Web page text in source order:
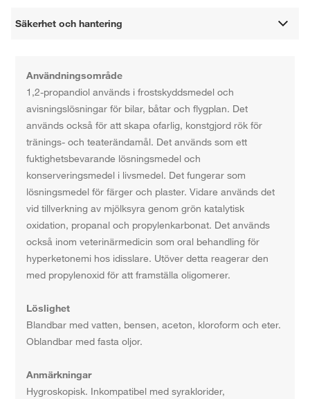
Säkerhet och hantering
Användningsområde
1,2-propandiol används i frostskyddsmedel och
avisningslösningar för bilar, båtar och flygplan. Det
används också för att skapa ofarlig, konstgjord rök för
tränings- och teaterändamål. Det används som ett
fuktighetsbevarande lösningsmedel och
konserveringsmedel i livsmedel. Det fungerar som
lösningsmedel för färger och plaster. Vidare används det
vid tillverkning av mjölksyra genom grön katalytisk
oxidation, propanal och propylenkarbonat. Det används
också inom veterinärmedicin som oral behandling för
hyperketonemi hos idisslare. Utöver detta reagerar den
med propylenoxid för att framställa oligomerer.
Löslighet
Blandbar med vatten, bensen, aceton, kloroform och eter.
Oblandbar med fasta oljor.
Anmärkningar
Hygroskopisk. Inkompatibel med syraklorider,